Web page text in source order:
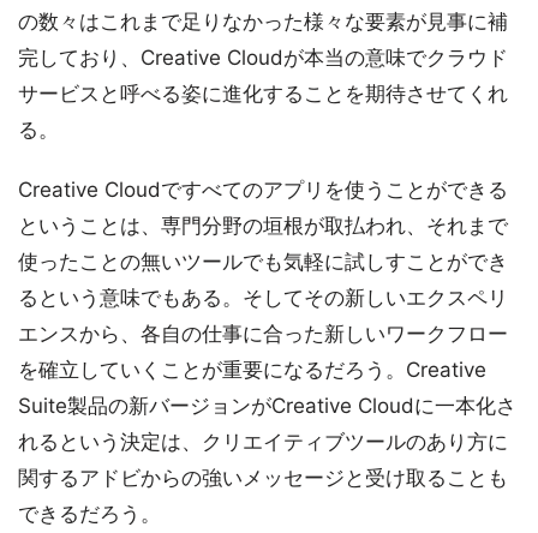
の数々はこれまで足りなかった様々な要素が見事に補
完しており、Creative Cloudが本当の意味でクラウド
サービスと呼べる姿に進化することを期待させてくれ
る。
Creative Cloudですべてのアプリを使うことができる
ということは、専門分野の垣根が取払われ、それまで
使ったことの無いツールでも気軽に試しすことができ
るという意味でもある。そしてその新しいエクスペリ
エンスから、各自の仕事に合った新しいワークフロー
を確立していくことが重要になるだろう。Creative
Suite製品の新バージョンがCreative Cloudに一本化さ
れるという決定は、クリエイティブツールのあり方に
関するアドビからの強いメッセージと受け取ることも
できるだろう。